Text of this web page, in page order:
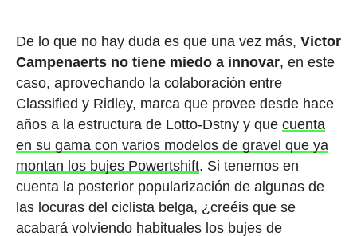
De lo que no hay duda es que una vez más, Victor
Campenaerts no tiene miedo a innovar, en este
caso, aprovechando la colaboración entre
Classified y Ridley, marca que provee desde hace
años a la estructura de Lotto-Dstny y que cuenta
en su gama con varios modelos de gravel que ya
montan los bujes Powertshift. Si tenemos en
cuenta la posterior popularización de algunas de
las locuras del ciclista belga, ¿creéis que se
acabará volviendo habituales los bujes de